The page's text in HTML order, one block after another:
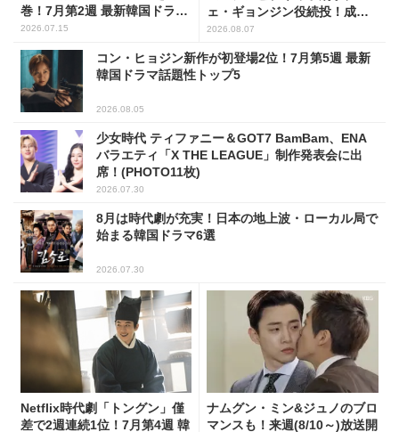
巻！7月第2週 最新韓国ドラマ
話題性1位～5位
2026.07.15
ェ・ギョンジン役続投！成長
した姿に注目
2026.08.07
コン・ヒョジン新作が初登場2位！7月第5週 最新
韓国ドラマ話題性トップ5
2026.08.05
少女時代 ティファニー＆GOT7 BamBam、ENA
バラエティ「X THE LEAGUE」制作発表会に出
席！(PHOTO11枚)
2026.07.30
8月は時代劇が充実！日本の地上波・ローカル局で
始まる韓国ドラマ6選
2026.07.30
Netflix時代劇「トングン」僅
差で2週連続1位！7月第4週 韓
ナムグン・ミン&ジュノのブロ
マンスも！来週(8/10～)放送開